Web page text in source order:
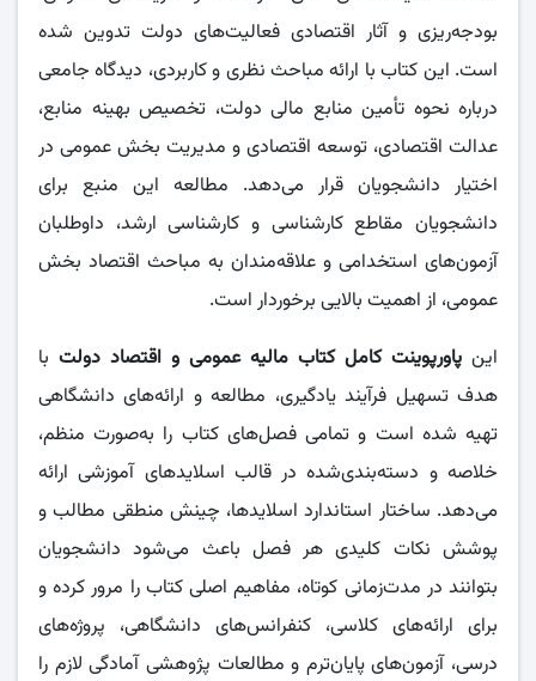
بودجه‌ریزی و آثار اقتصادی فعالیت‌های دولت تدوین شده
است. این کتاب با ارائه مباحث نظری و کاربردی، دیدگاه جامعی
درباره نحوه تأمین منابع مالی دولت، تخصیص بهینه منابع،
عدالت اقتصادی، توسعه اقتصادی و مدیریت بخش عمومی در
اختیار دانشجویان قرار می‌دهد. مطالعه این منبع برای
دانشجویان مقاطع کارشناسی و کارشناسی ارشد، داوطلبان
آزمون‌های استخدامی و علاقه‌مندان به مباحث اقتصاد بخش
عمومی، از اهمیت بالایی برخوردار است.
این پاورپوینت کامل کتاب مالیه عمومی و اقتصاد دولت با
هدف تسهیل فرآیند یادگیری، مطالعه و ارائه‌های دانشگاهی
تهیه شده است و تمامی فصل‌های کتاب را به‌صورت منظم،
خلاصه و دسته‌بندی‌شده در قالب اسلایدهای آموزشی ارائه
می‌دهد. ساختار استاندارد اسلایدها، چینش منطقی مطالب و
پوشش نکات کلیدی هر فصل باعث می‌شود دانشجویان
بتوانند در مدت‌زمانی کوتاه، مفاهیم اصلی کتاب را مرور کرده و
برای ارائه‌های کلاسی، کنفرانس‌های دانشگاهی، پروژه‌های
درسی، آزمون‌های پایان‌ترم و مطالعات پژوهشی آمادگی لازم را